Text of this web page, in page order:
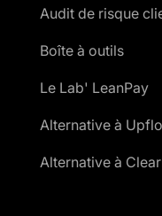
Audit de risque
Boîte à outils
Le Lab' LeanPay
Alternative à
Alternative à